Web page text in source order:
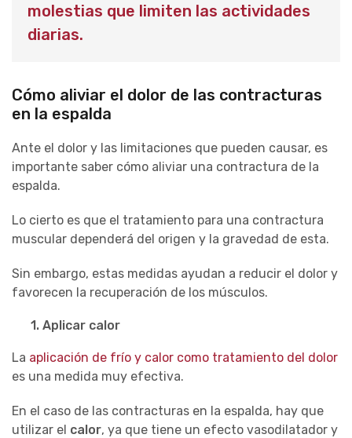
molestias que limiten las actividades
diarias.
Cómo aliviar el dolor de las contracturas
en la espalda
Ante el dolor y las limitaciones que pueden causar, es
importante saber cómo aliviar una contractura de la
espalda.
Lo cierto es que el tratamiento para una contractura
muscular dependerá del origen y la gravedad de esta.
Sin embargo, estas medidas ayudan a reducir el dolor y
favorecen la recuperación de los músculos.
1. Aplicar calor
La aplicación de frío y calor como tratamiento del dolor
es una medida muy efectiva.
En el caso de las contracturas en la espalda, hay que
utilizar el calor, ya que tiene un efecto vasodilatador y